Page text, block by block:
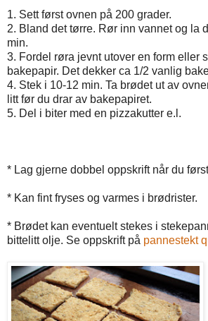
1. Sett først ovnen på 200 grader.
2. Bland det tørre. Rør inn vannet og la
min.
3. Fordel røra jevnt utover en form eller
bakepapir. Det dekker ca 1/2 vanlig
4. Stek i 10-12 min. Ta brødet ut av
litt før du drar av bakepapiret.
5. Del i biter med en pizzakutter e.l.
* Lag gjerne dobbel oppskrift når du
* Kan fint fryses og varmes i brødrister.
* Brødet kan eventuelt stekes i
bittelitt olje. Se oppskrift på pannestekt